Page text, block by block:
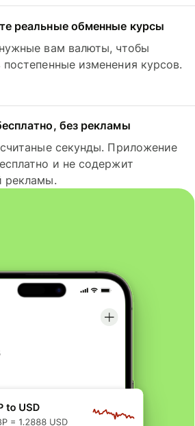
реальные обменные курсы
вам валюты, чтобы
изменения курсов.
без рекламы
секунды. Приложение
и не содержит
рекламы.